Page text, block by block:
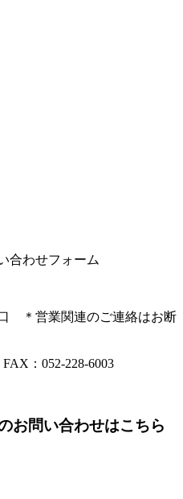
合わせフォーム
＊営業関連のご連絡はお断
：052-228-6003
お問い合わせはこちら